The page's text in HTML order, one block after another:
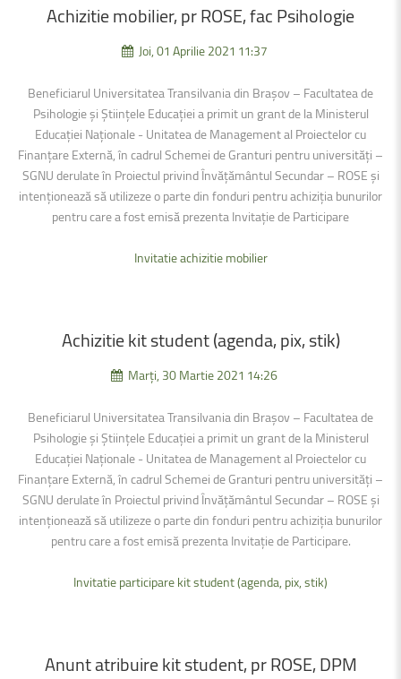
Achizitiemobilier,prROSE,facPsihologie
Joi, 01 Aprilie 2021 11:37
Beneficiarul Universitatea Transilvania din Brașov – Facultatea de
Psihologie și Științele Educației a primit un grant de la Ministerul
Educației Naționale - Unitatea de Management al Proiectelor cu
Finanțare Externă, în cadrul Schemei de Granturi pentru universități –
SGNU derulate în Proiectul privind Învățământul Secundar – ROSE şi
intenţionează să utilizeze o parte din fonduri pentru achiziția bunurilor
pentru care a fost emisă prezenta Invitație de Participare
Invitatie achizitie mobilier
Achizitiekitstudent(agenda,pix,stik)
Marți, 30 Martie 2021 14:26
Beneficiarul Universitatea Transilvania din Brașov – Facultatea de
Psihologie și Științele Educației a primit un grant de la Ministerul
Educației Naționale - Unitatea de Management al Proiectelor cu
Finanțare Externă, în cadrul Schemei de Granturi pentru universități –
SGNU derulate în Proiectul privind Învățământul Secundar – ROSE şi
intenţionează să utilizeze o parte din fonduri pentru achiziția bunurilor
pentru care a fost emisă prezenta Invitație de Participare.
Invitatie participare kit student (agenda, pix, stik)
Anuntatribuirekitstudent,prROSE,DPM